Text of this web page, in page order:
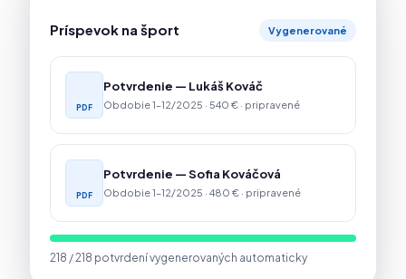
Príspevok na šport Vygenerované
Potvrdenie — Lukáš Kováč
Obdobie 1–12/2025 · 540 € · pripravené
Potvrdenie — Sofia Kováčová
Obdobie 1–12/2025 · 480 € · pripravené
218 / 218 potvrdení vygenerovaných automaticky